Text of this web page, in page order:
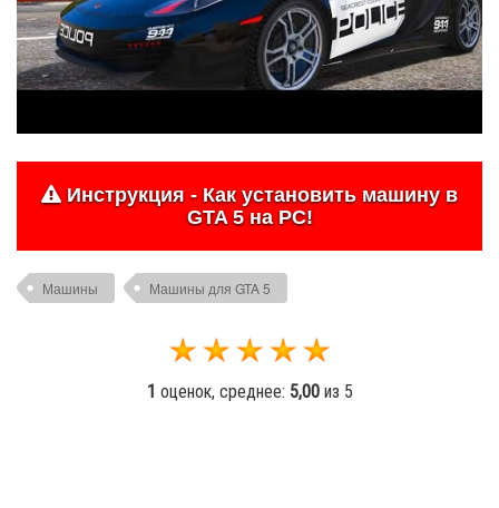
Инструкция - Как установить машину в
GTA 5 на PC!
Машины Машины для GTA 5
1 оценок, среднее: 5,00из 5